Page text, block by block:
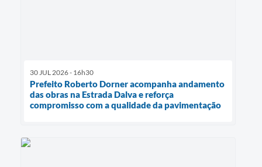
30 JUL 2026 - 16h30
Prefeito Roberto Dorner acompanha andamento
das obras na Estrada Dalva e reforça
compromisso com a qualidade da pavimentação